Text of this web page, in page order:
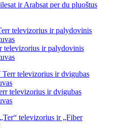
ir Arabsat per du pluoštus
ir palydovinis
televizorius ir dvigubas